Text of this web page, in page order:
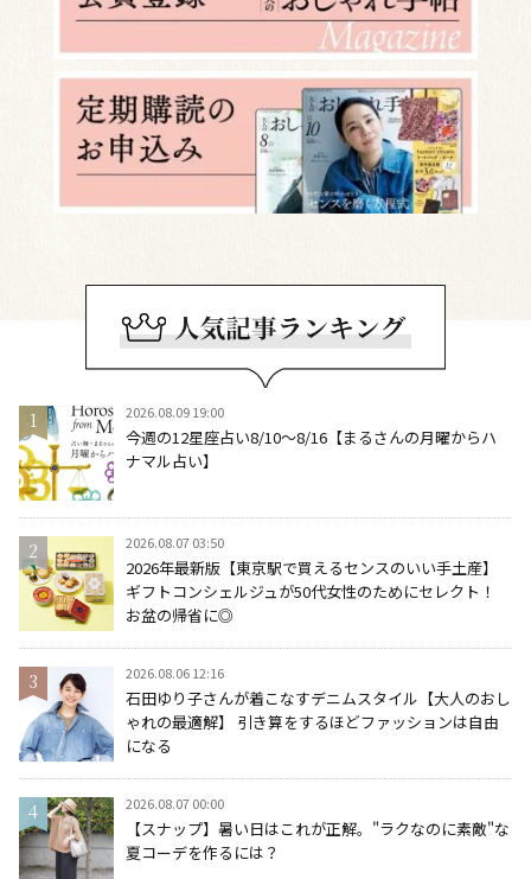
2026.08.09 19:00
今週の12星座占い8/10～8/16【まるさんの月曜からハ
ナマル占い】
2026.08.07 03:50
2026年最新版【東京駅で買えるセンスのいい手土産】
ギフトコンシェルジュが50代女性のためにセレクト！
お盆の帰省に◎
2026.08.06 12:16
石田ゆり子さんが着こなすデニムスタイル【大人のおし
ゃれの最適解】 引き算をするほどファッションは自由
になる
2026.08.07 00:00
【スナップ】暑い日はこれが正解。"ラクなのに素敵"な
夏コーデを作るには？